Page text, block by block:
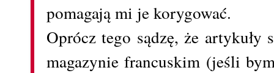
pomagają mi je korygować.
Oprócz tego sądzę, że
magazynie francuskim (jeśli